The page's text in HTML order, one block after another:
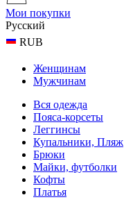
Мои покупки
Русский
RUB
Женщинам
Мужчинам
Вся одежда
Пояса-корсеты
Леггинсы
Купальники, Пляж
Брюки
Майки, футболки
Кофты
Платья